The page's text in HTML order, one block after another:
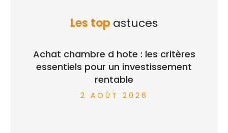
Les top astuces
Achat chambre d hote : les critères
essentiels pour un investissement
rentable
2 AOÛT 2026